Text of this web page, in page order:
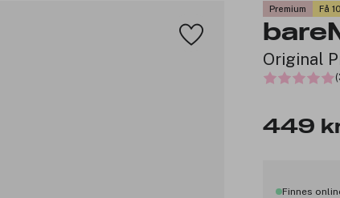
Premium Få
Original
449
Finnes